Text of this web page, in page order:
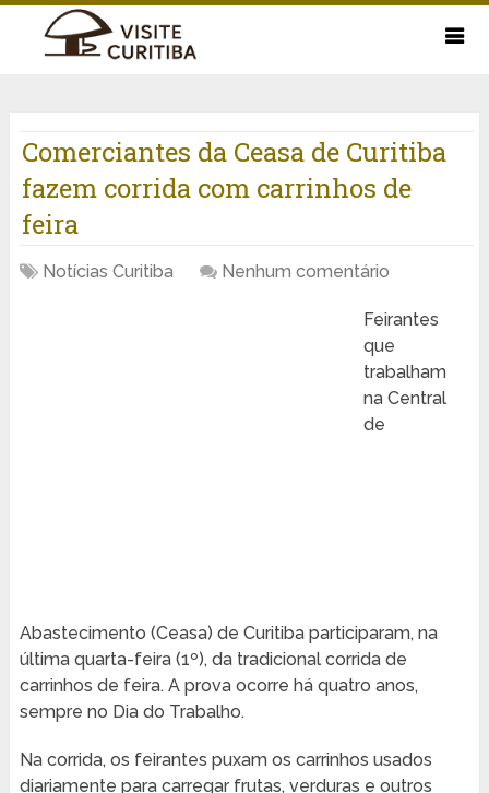
Comerciantes da Ceasa de Curitiba
fazem corrida com carrinhos de
feira
Notícias Curitiba Nenhum comentário
Feirantes
que
trabalham
na Central
de
Abastecimento (Ceasa) de Curitiba participaram, na
última quarta-feira (1º), da tradicional corrida de
carrinhos de feira. A prova ocorre há quatro anos,
sempre no Dia do Trabalho.
Na corrida, os feirantes puxam os carrinhos usados
diariamente para carregar frutas, verduras e outros